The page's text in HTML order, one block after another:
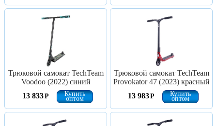
Трюковой самокат TechTeam
Voodoo (2022) синий
13 833Р Купить
оптом
Трюковой самокат TechTeam
Provokator 47 (2023) красный
13 983Р Купить
оптом